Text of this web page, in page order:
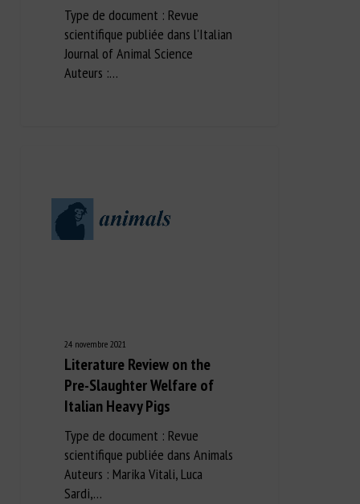
Type de document : Revue
scientifique publiée dans l'Italian
Journal of Animal Science
Auteurs :…
24 novembre 2021
Literature Review on the
Pre-Slaughter Welfare of
Italian Heavy Pigs
Type de document : Revue
scientifique publiée dans Animals
Auteurs : Marika Vitali, Luca
Sardi,…